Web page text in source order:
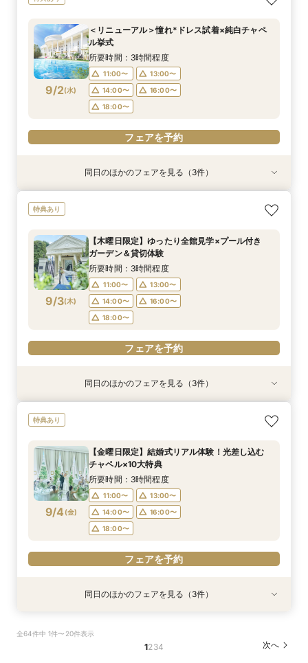
8/30(日)
9:00〜
14:15〜
14:30〜
17:00〜
フェアを予約
8/30(日)
9:00〜
14:15〜
14:30〜
18:00〜
フェアを予約
8/30(日)
9:00〜
14:15〜
14:30〜
18:00〜
フェアを予約
8/30(日)
9:30〜
フェアを予約
8/30(日)
9:00〜
14:15〜
14:30〜
17:00〜
フェアを予約
9/2(水)
＜リニューアル＞憧れ*ドレス試着×純白チャペ
ル挙式
所要時間：3時間程度
11:00〜
13:00〜
14:00〜
16:00〜
18:00〜
フェアを予約
9/2(水)
【遠方の方◎オンライン相談会】スマホで簡単！
11:00〜
13:00〜
14:00〜
16:00〜
18:00〜
フェアを予約
9/2(水)
【託児・医療サポートで安心◎】充実の15大特典
11:00〜
13:00〜
14:00〜
16:00〜
18:00〜
フェアを予約
9/2(水)
【10名～会食プラン】貸切邸宅で叶える少人数ウ
11:00〜
13:00〜
14:00〜
16:00〜
18:00〜
フェアを予約
同日のほかのフェアを見る（3件）
特典あり
9/3(木)
【木曜日限定】ゆったり全館見学×プール付き
ガーデン＆貸切体験
所要時間：3時間程度
11:00〜
13:00〜
14:00〜
16:00〜
18:00〜
フェアを予約
9/3(木)
【遠方の方◎オンライン相談会】スマホで簡単！
11:00〜
13:00〜
14:00〜
16:00〜
18:00〜
フェアを予約
9/3(木)
【託児・医療サポートで安心◎】充実の15大特典
11:00〜
13:00〜
14:00〜
16:00〜
18:00〜
フェアを予約
9/3(木)
【10名～会食プラン】貸切邸宅で叶える少人数ウ
11:00〜
13:00〜
14:00〜
16:00〜
18:00〜
フェアを予約
同日のほかのフェアを見る（3件）
特典あり
9/4 (金)
【金曜日限定】結婚式リアル体験！光差し込む
チャペル×10大特典
所要時間：3時間程度
11:00〜
13:00〜
14:00〜
16:00〜
18:00〜
フェアを予約
豪華10大特典付き
★マタニティ&ファミリーWフェア
エディング相談会！
同日のほかのフェアを見る（3件）
全64件中 1件〜20件表示
1234 次へ